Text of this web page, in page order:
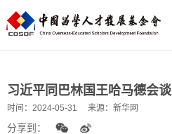
习近平同巴林国王哈马德会谈
时间： 2024-05-31 来源： 新华网
分享到：